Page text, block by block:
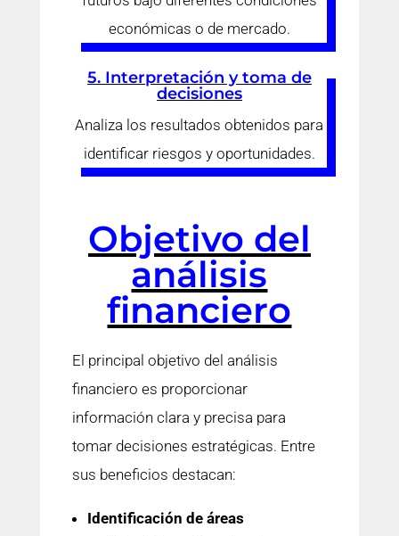
económicas o de mercado.
5. Interpretación y toma de
decisiones
Analiza los resultados obtenidos para
identificar riesgos y oportunidades.
Objetivo del
análisis
financiero
El principal objetivo del análisis
financiero es proporcionar
información clara y precisa para
tomar decisiones estratégicas. Entre
sus beneficios destacan:
Identificación de áreas